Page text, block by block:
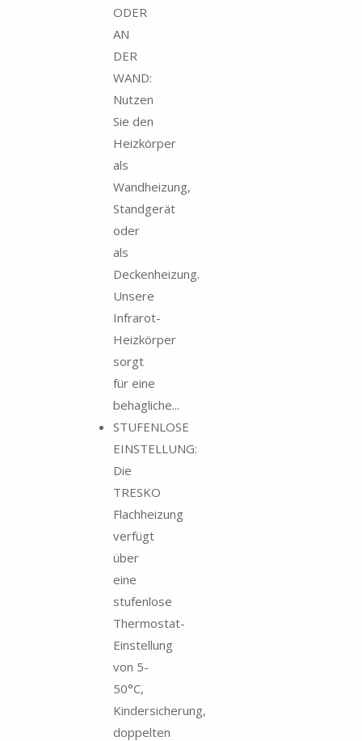
ODER
AN
DER
WAND:
Nutzen
Sie den
Heizkörper
als
Wandheizung,
Standgerät
oder
als
Deckenheizung.
Unsere
Infrarot-
Heizkörper
sorgt
für eine
behagliche...
STUFENLOSE
EINSTELLUNG:
Die
TRESKO
Flachheizung
verfügt
über
eine
stufenlose
Thermostat-
Einstellung
von 5-
50°C,
Kindersicherung,
doppelten